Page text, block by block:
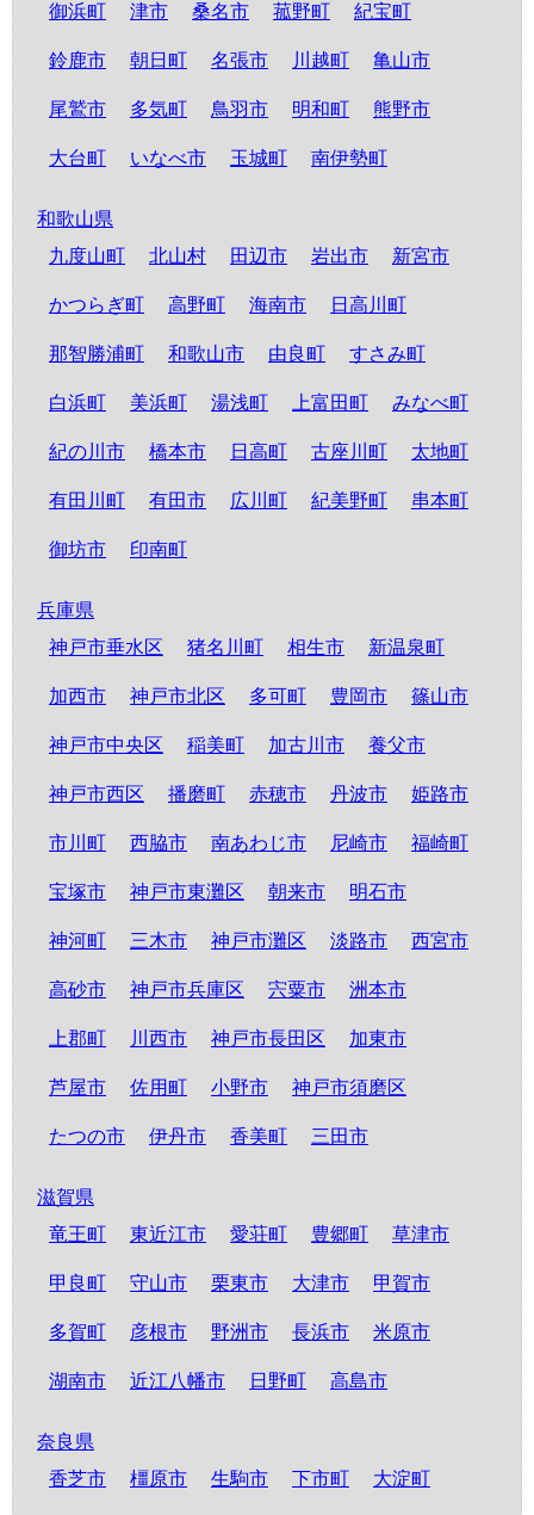
御浜町 津市 桑名市 菰野町 紀宝町
鈴鹿市 朝日町 名張市 川越町 亀山市
尾鷲市 多気町 鳥羽市 明和町 熊野市
大台町 いなべ市 玉城町 南伊勢町
和歌山県
九度山町
北山村 田辺市 岩出市 新宮市
かつらぎ町 高野町 海南市 日高川町
那智勝浦町 和歌山市 由良町 すさみ町
白浜町 美浜町 湯浅町 上富田町 みなべ町
紀の川市 橋本市 日高町 古座川町 太地町
有田川町 有田市 広川町 紀美野町 串本町
御坊市 印南町
兵庫県
神戸市垂水区
猪名川町 相生市 新温泉町
加西市 神戸市北区 多可町 豊岡市 篠山市
神戸市中央区 稲美町 加古川市 養父市
神戸市西区 播磨町 赤穂市 丹波市 姫路市
市川町 西脇市 南あわじ市 尼崎市 福崎町
宝塚市 神戸市東灘区 朝来市 明石市
神河町 三木市 神戸市灘区 淡路市 西宮市
高砂市 神戸市兵庫区 宍粟市 洲本市
上郡町 川西市 神戸市長田区 加東市
芦屋市 佐用町 小野市 神戸市須磨区
たつの市 伊丹市 香美町 三田市
滋賀県
竜王町
東近江市 愛荘町 豊郷町 草津市
甲良町 守山市 栗東市 大津市 甲賀市
多賀町 彦根市 野洲市 長浜市 米原市
湖南市 近江八幡市 日野町 高島市
奈良県
香芝市
橿原市 生駒市 下市町 大淀町